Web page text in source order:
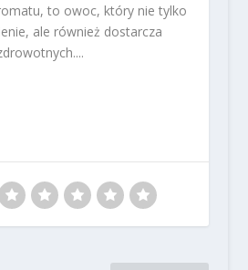
to owoc, który nie tylko
ale również dostarcza